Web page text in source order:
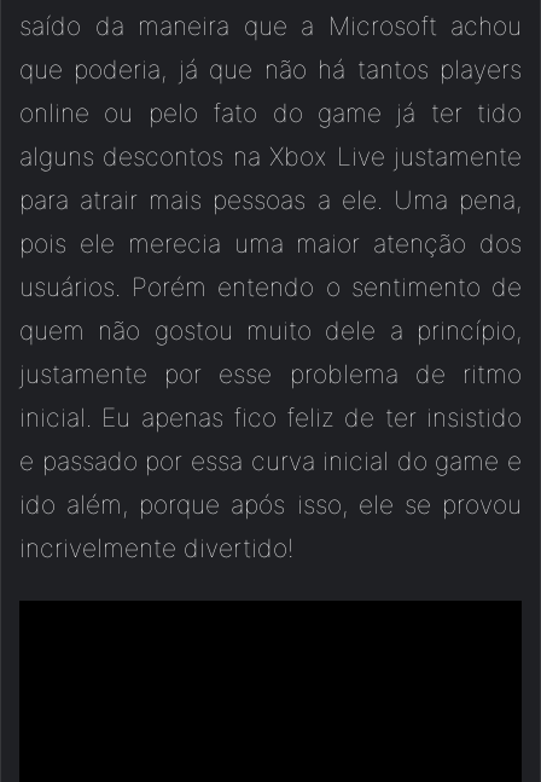
saído da maneira que a Microsoft achou
que poderia, já que não há tantos players
online ou pelo fato do game já ter tido
alguns descontos na Xbox Live justamente
para atrair mais pessoas a ele. Uma pena,
pois ele merecia uma maior atenção dos
usuários. Porém entendo o sentimento de
quem não gostou muito dele a princípio,
justamente por esse problema de ritmo
inicial. Eu apenas fico feliz de ter insistido
e passado por essa curva inicial do game e
ido além, porque após isso, ele se provou
incrivelmente divertido!